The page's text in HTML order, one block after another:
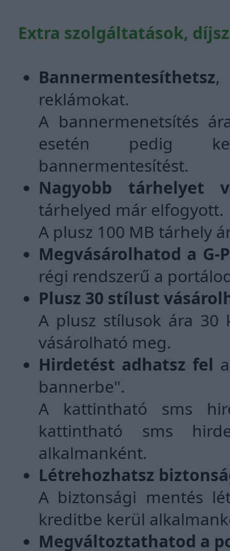
Extra szolgáltatások,
Bannermentesíthetsz,
reklámokat.
A bannermenetsítés
esetén pedig
bannermentesítést.
Nagyobb tárhelyet
tárhelyed már elfogyott.
A plusz 100 MB tárhely
Megvásárolhatod a
régi rendszerű a
Plusz 30 stílust
A plusz stílusok ára 30
vásárolható meg.
Hirdetést adhatsz fel
bannerbe".
A kattintható sms
kattintható sms
alkalmanként.
Létrehozhatsz
A biztonsági mentés
kreditbe kerül
Megváltoztathatod a